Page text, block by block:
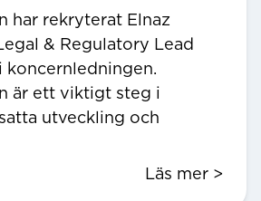
har rekryterat Elnaz
& Regulatory Lead
koncernledningen.
är ett viktigt steg i
utveckling och
Läs mer >